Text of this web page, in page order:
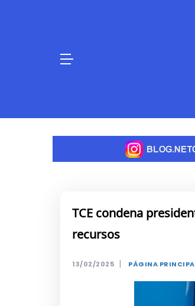
TCE condena
recursos
13/02/2025 | PÁGINA